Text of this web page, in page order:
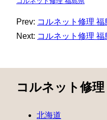
Prev: コルネット修理
Next: コルネット修理
コルネット修理
北海道